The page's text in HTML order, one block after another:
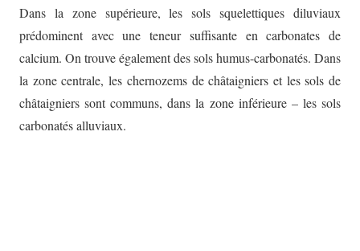
Dans la zone supérieure, les sols squelettiques diluviaux
prédominent avec une teneur suffisante en carbonates de
calcium. On trouve également des sols humus-carbonatés. Dans
la zone centrale, les chernozems de châtaigniers et les sols de
châtaigniers sont communs, dans la zone inférieure – les sols
carbonatés alluviaux.